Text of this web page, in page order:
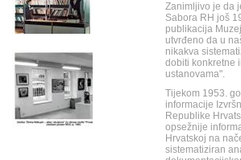
Zanimljivo je da
Sabora RH još
publikacija
utvrđeno da u
nikakva
dobiti konkretne
ustanovama".
Tijekom 1953.
informacije
Republike
opsežnije
Hrvatskoj na
sistematiziran